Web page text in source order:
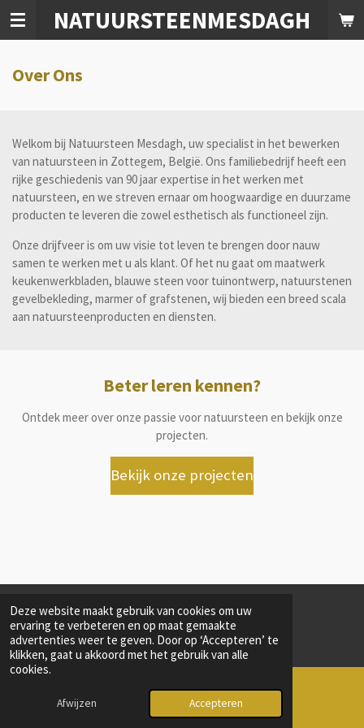
Deze website maakt gebruik van cookies om uw
ervaring te verbeteren en op maat gemaakte
advertenties weer te geven. Door op ‘Accepteren’ te
klikken, gaat u akkoord met het gebruik van alle
cookies.
Afwijzen Accepteren
Ga
de
NATUURSTEENMESDAGH
Over Ons
Welkom bij Natuursteen Mesdagh, uw specialist in het bewerken
van natuursteen in Zottegem, België. Ons familiebedrijf heeft een
rijke geschiedenis van 90 jaar expertise in het werken met
natuursteen, en we streven ernaar om hoogwaardige en duurzame
producten te leveren die zowel esthetisch als functioneel zijn.
Onze drijfveer is om uw visie tot leven te brengen door nauw
samen te werken met u als klant. Of het nu gaat om maatwerk
keukenwerkbladen, blauwe steen voor tuinontwerp, natuurstenen
gevelbekleding, marmer of grafstenen, wij bieden een breed scala
aan natuursteenproducten en diensten.
Beter leren kennen?
Ontdek meer over onze passie voor natuursteen en bekijk onze
projecten.
Bekijk onze projecten
© 2024 - 2026 Natuursteenmesdagh
Powered by JouwWeb
E-mailadres